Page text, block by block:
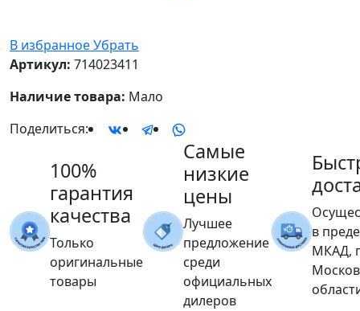
В избранноеУбрать
Артикул: 714023411
Наличие товара: Мало
Поделиться:
100%
гарантия
качества
Только
оригинальные
товары
Самые
низкие
цены
Лучшее
предложение
среди
официальных
дилеров
в
МКАД,